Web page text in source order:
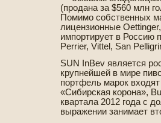
(продана за $560 млн
Помимо собстве­нных
лицензионные
импортирует в Россию
Perrier, Vittel, San
SUN InBev является
крупнейшей в мире
портфель марок
«Сиби­рская корона»,
квартала 2012 года с
выражении занимает